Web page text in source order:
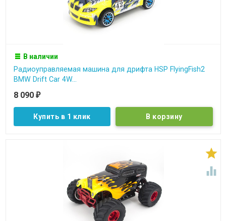
В наличии
Радиоуправляемая машина для дрифта HSP FlyingFish2
BMW Drift Car 4W...
8 090 ₽
Купить в 1 клик

